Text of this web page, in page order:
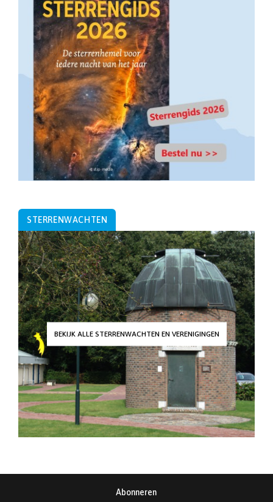
STERRENWACHTEN
BEKIJK ALLE STERRENWACHTEN EN VERENIGINGEN
Abonneren